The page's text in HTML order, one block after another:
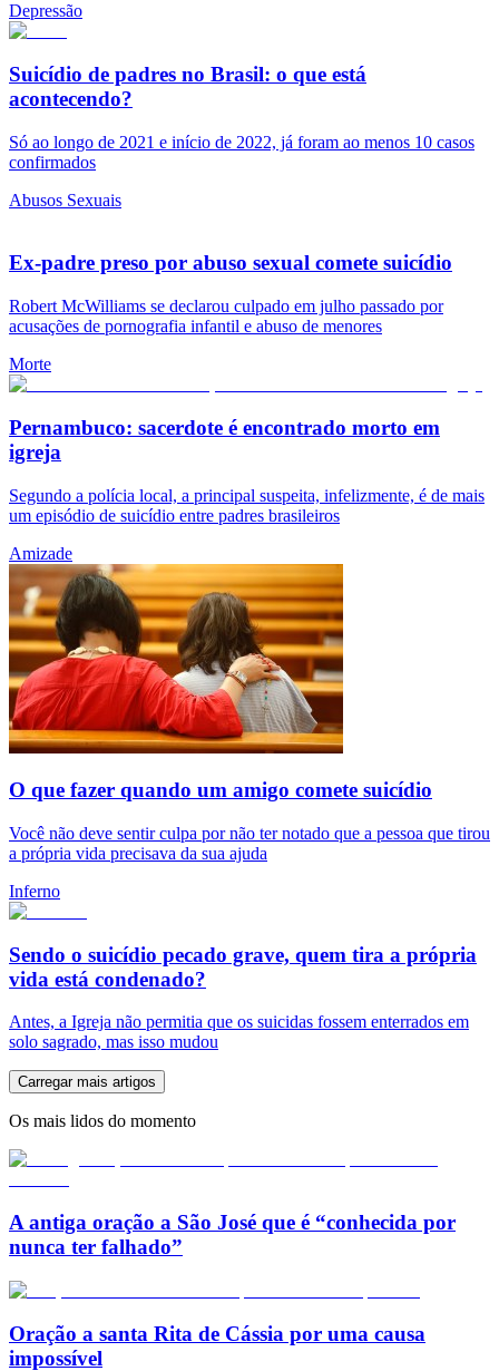
Depressão
Suicídio de padres no Brasil: o que está
acontecendo?
Só ao longo de 2021 e início de 2022, já foram ao menos 10 casos
confirmados
Abusos Sexuais
Ex-padre preso por abuso sexual comete suicídio
Robert McWilliams se declarou culpado em julho passado por
acusações de pornografia infantil e abuso de menores
Morte
Pernambuco: sacerdote é encontrado morto em
igreja
Segundo a polícia local, a principal suspeita, infelizmente, é de mais
um episódio de suicídio entre padres brasileiros
Amizade
O que fazer quando um amigo comete suicídio
Você não deve sentir culpa por não ter notado que a pessoa que tirou
a própria vida precisava da sua ajuda
Inferno
Sendo o suicídio pecado grave, quem tira a própria
vida está condenado?
Antes, a Igreja não permitia que os suicidas fossem enterrados em
solo sagrado, mas isso mudou
Carregar mais artigos
Os mais lidos do momento
A antiga oração a São José que é “conhecida por
nunca ter falhado”
Oração a santa Rita de Cássia por uma causa
impossível